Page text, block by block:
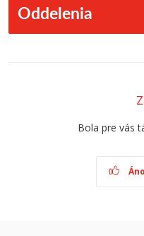
Oddelenia
Bola pre vás
Áno